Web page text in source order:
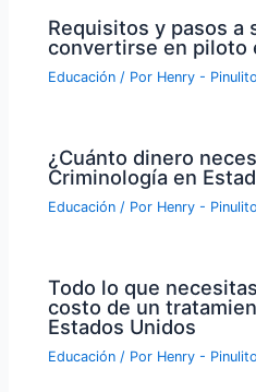
Requisitos y pasos a
convertirse en piloto
Educación / Por Henry -
¿Cuánto dinero
Criminología en
Educación / Por Henry -
Todo lo que
costo de un
Estados Unidos
Educación / Por Henry -